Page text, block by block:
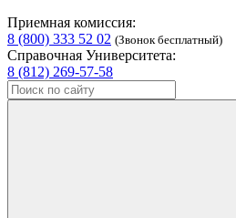
Приемная комиссия:
8 (800) 333 52 02 (Звонок бесплатный)
Справочная Университета:
8 (812) 269-57-58